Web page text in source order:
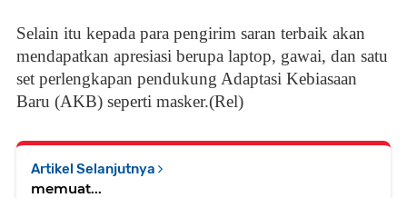
Selain itu kepada para pengirim saran terbaik akan
mendapatkan apresiasi berupa laptop, gawai, dan satu
set perlengkapan pendukung Adaptasi Kebiasaan
Baru (AKB) seperti masker.(Rel)
Artikel Selanjutnya
memuat...